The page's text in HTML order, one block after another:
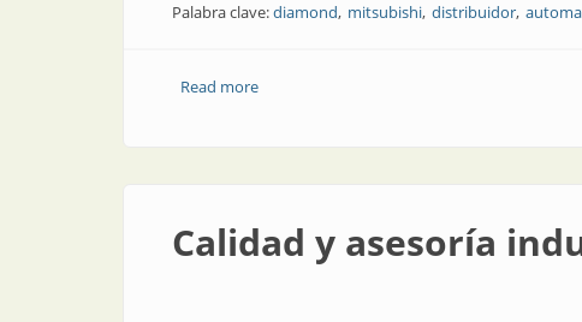
Palabra clave:diamond mitsubishi distribuidor
Read moreabout KDK: la piedra preciosa de Mitsubishi
Calidad y asesoría